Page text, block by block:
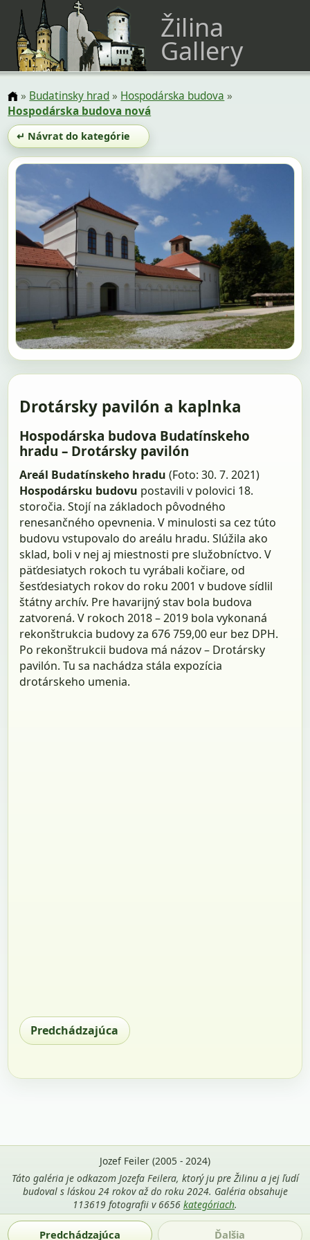
Žilina
Gallery
» Budatinsky hrad» Hospodárska budova »
Hospodárska budova nová
↵ Návrat do kategórie
Drotársky pavilón a kaplnka
Hospodárska budova Budatínskeho
hradu – Drotársky pavilón
Areál Budatínskeho hradu (Foto: 30. 7. 2021)
Hospodársku budovu postavili v polovici 18.
storočia. Stojí na základoch pôvodného
renesančného opevnenia. V minulosti sa cez túto
budovu vstupovalo do areálu hradu. Slúžila ako
sklad, boli v nej aj miestnosti pre služobníctvo. V
päťdesiatych rokoch tu vyrábali kočiare, od
šesťdesiatych rokov do roku 2001 v budove sídlil
štátny archív. Pre havarijný stav bola budova
zatvorená. V rokoch 2018 – 2019 bola vykonaná
rekonštrukcia budovy za 676 759,00 eur bez DPH.
Po rekonštrukcii budova má názov – Drotársky
pavilón. Tu sa nachádza stála expozícia
drotárskeho umenia.
Predchádzajúca
Predchádzajúca Ďalšia
Jozef Feiler (2005 - 2024)
Táto galéria je odkazom Jozefa Feilera, ktorý ju pre Žilinu a jej ľudí
budoval s láskou 24 rokov až do roku 2024. Galéria obsahuje
113619 fotografii v 6656 kategóriach.
Použitie fotografií z tejto stránky je povolené len s uvedením